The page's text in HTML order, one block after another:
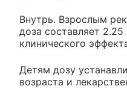
Внутрь. Взрослым
доза составляет
клинического
Детям дозу
возраста и